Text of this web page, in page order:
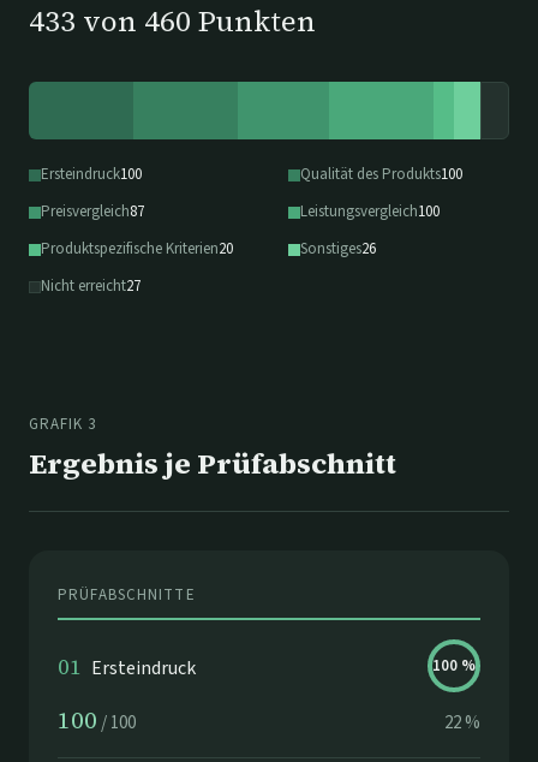
433 von 460 Punkten
Ersteindruck100 Qualität des Produkts100
Preisvergleich87 Leistungsvergleich100
Produktspezifische Kriterien20 Sonstiges26
Nicht erreicht27
GRAFIK 3
Ergebnis je Prüfabschnitt
PRÜFABSCHNITTE
01 Ersteindruck 100 %
100 /100 22%